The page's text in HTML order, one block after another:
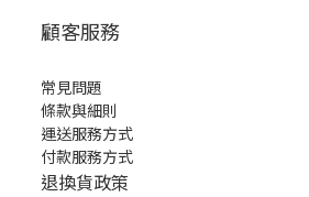
顧客服務
常見問題
條款與細則
運送服務方式
付款服務方式
退換貨政策